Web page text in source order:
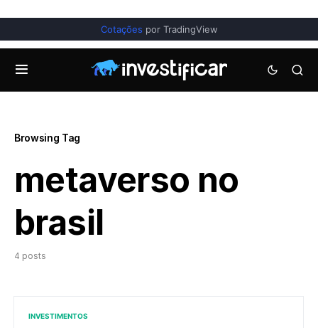
Cotações por TradingView
Browsing Tag
metaverso no
brasil
4 posts
INVESTIMENTOS